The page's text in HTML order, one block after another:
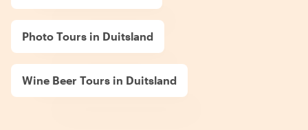
Photo Tours in Duitsland
Wine Beer Tours in Duitsland